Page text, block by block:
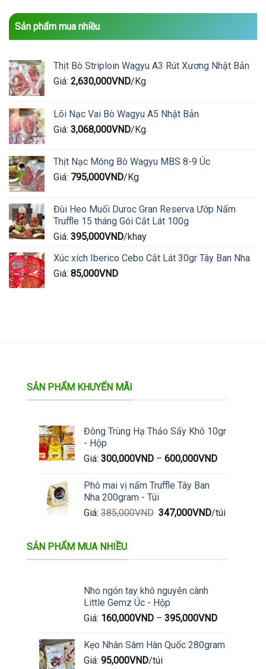
Sản phẩm mua nhiều
Thịt Bò Striploin Wagyu A3 Rút Xương Nhật Bản
Giá: 2,630,000VND/Kg
Lõi Nạc Vai Bò Wagyu A5 Nhật Bản
Giá: 3,068,000VND/Kg
Thịt Nạc Mông Bò Wagyu MBS 8-9 Úc
Giá: 795,000VND/Kg
Đùi Heo Muối Duroc Gran Reserva Ướp Nấm
Truffle 15 tháng Gói Cắt Lát 100g
Giá: 395,000VND/khay
Xúc xích Iberico Cebo Cắt Lát 30gr Tây Ban Nha
Giá: 85,000VND
SẢN PHẨM KHUYẾN MÃI
Đông Trùng Hạ Thảo Sấy Khô 10gr
- Hộp
Giá: 300,000VND– 600,000VND
Phô mai vị nấm Truffle Tây Ban
Nha 200gram - Túi
Giá: 385,000VND Giá
347,000VNDGiá
/túi
SẢN PHẨM MUA NHIỀU
Nho ngón tay khô nguyên cành
Little Gemz Úc - Hộp
Giá: 160,000VND– 395,000VND
Kẹo Nhân Sâm Hàn Quốc 280gram
Giá: 95,000VND/túi